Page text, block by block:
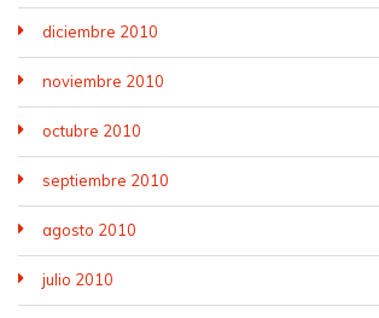
diciembre 2010
noviembre 2010
octubre 2010
septiembre 2010
agosto 2010
julio 2010